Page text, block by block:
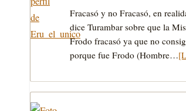
Fracasó y no Fracasó, en
dice Turambar sobre que la
Frodo fracasó ya que no
porque fue Frodo (Hombre…